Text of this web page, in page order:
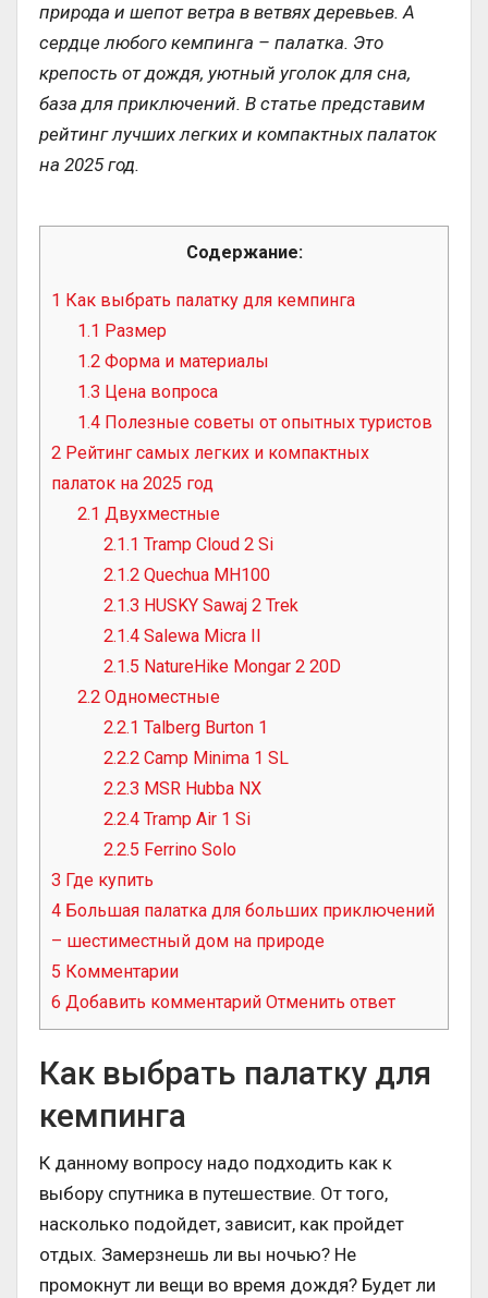
природа и шепот ветра в ветвях деревьев. А
сердце любого кемпинга – палатка. Это
крепость от дождя, уютный уголок для сна,
база для приключений. В статье представим
рейтинг лучших легких и компактных палаток
на 2025 год.
Содержание:
1 Как выбрать палатку для кемпинга
1.1 Размер
1.2 Форма и материалы
1.3 Цена вопроса
1.4 Полезные советы от опытных туристов
2 Рейтинг самых легких и компактных
палаток на 2025 год
2.1 Двухместные
2.1.1 Tramp Cloud 2 Si
2.1.2 Quechua MH100
2.1.3 HUSKY Sawaj 2 Trek
2.1.4 Salewa Micra II
2.1.5 NatureHike Mongar 2 20D
2.2 Одноместные
2.2.1 Talberg Burton 1
2.2.2 Camp Minima 1 SL
2.2.3 MSR Hubba NX
2.2.4 Tramp Air 1 Si
2.2.5 Ferrino Solo
3 Где купить
4 Большая палатка для больших приключений
– шестиместный дом на природе
5 Комментарии
6 Добавить комментарий Отменить ответ
Как выбрать палатку для
кемпинга
К данному вопросу надо подходить как к
выбору спутника в путешествие. От того,
насколько подойдет, зависит, как пройдет
отдых. Замерзнешь ли вы ночью? Не
промокнут ли вещи во время дождя? Будет ли